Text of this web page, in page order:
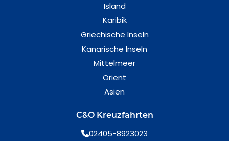
Island
Karibik
Griechische Inseln
Kanarische Inseln
Mittelmeer
Orient
Asien
C&O Kreuzfahrten
02405-8923023